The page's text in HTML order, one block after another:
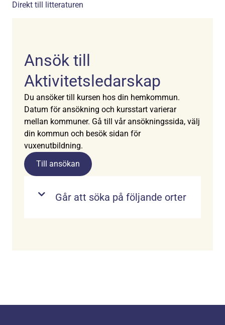
Direkt till litteraturen
Ansök till
Aktivitetsledarskap
Du ansöker till kursen hos din hemkommun.
Datum för ansökning och kursstart varierar
mellan kommuner. Gå till vår ansökningssida, välj
din kommun och besök sidan för
vuxenutbildning.
Till ansökan
Går att söka på följande orter